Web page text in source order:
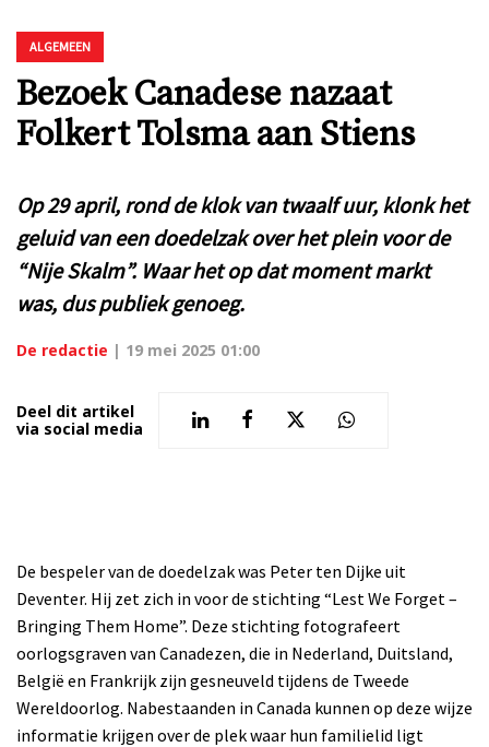
ALGEMEEN
Bezoek Canadese nazaat
Folkert Tolsma aan Stiens
Op 29 april, rond de klok van twaalf uur, klonk het
geluid van een doedelzak over het plein voor de
“Nije Skalm”. Waar het op dat moment markt
was, dus publiek genoeg.
De redactie | 19 mei 2025 01:00
Deel dit artikel
via social media
De bespeler van de doedelzak was Peter ten Dijke uit
Deventer. Hij zet zich in voor de stichting “Lest We Forget –
Bringing Them Home”. Deze stichting fotografeert
oorlogsgraven van Canadezen, die in Nederland, Duitsland,
België en Frankrijk zijn gesneuveld tijdens de Tweede
Wereldoorlog. Nabestaanden in Canada kunnen op deze wijze
informatie krijgen over de plek waar hun familielid ligt